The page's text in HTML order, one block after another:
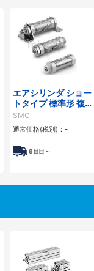
エアシリンダ ショー
トタイプ 標準形 複
動・片ロッド CM3
シリーズ
SMC
通常価格(税別)： -
6 日目～